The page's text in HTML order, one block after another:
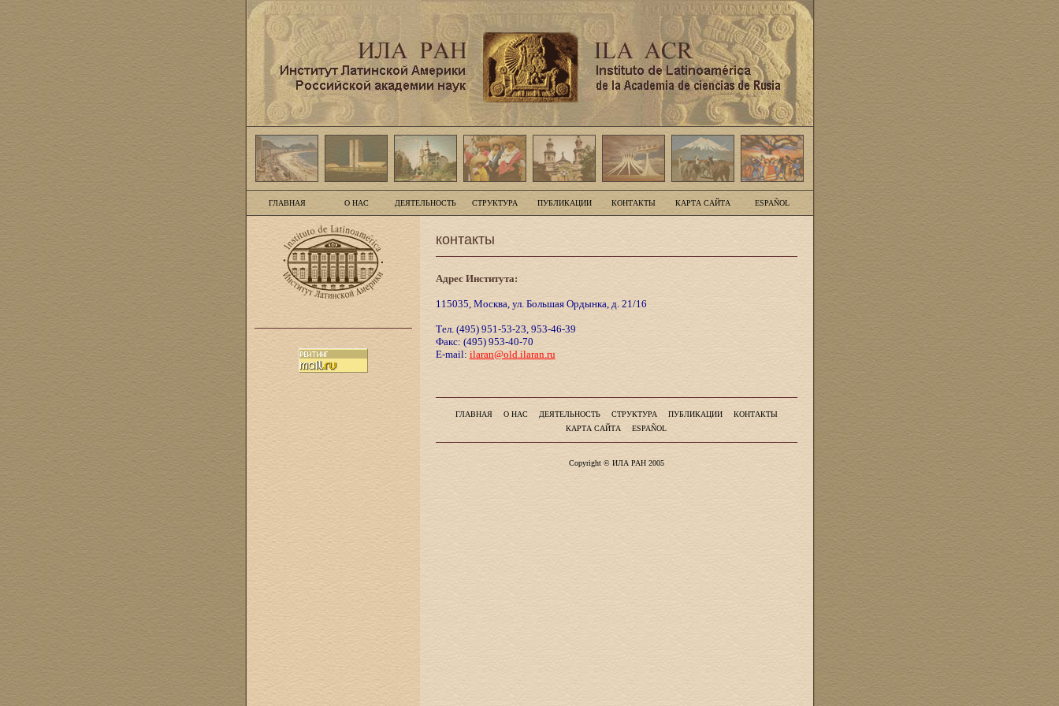
ГЛАВНАЯ О НАС ДЕЯТЕЛЬНОСТЬ СТРУКТУРА ПУБЛИКАЦИИ КОНТАКТЫ КАРТА САЙТА ESPAÑOL
контакты
Адрес Института:
115035, Москва, ул. Большая Ордынка, д. 21/16
Тел. (495) 951-53-23, 953-46-39
Факс: (495) 953-40-70
E-mail: ilaran@old.ilaran.ru
ГЛАВНАЯ О НАС ДЕЯТЕЛЬНОСТЬ СТРУКТУРА ПУБЛИКАЦИИ
КОНТАКТЫ
КАРТА САЙТА
ESPAÑOL
Copyright © ИЛА РАН 2005